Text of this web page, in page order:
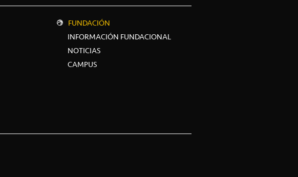
FUNDACIÓN
INFORMACIÓN FUNDACIONAL
NOTICIAS
CAMPUS